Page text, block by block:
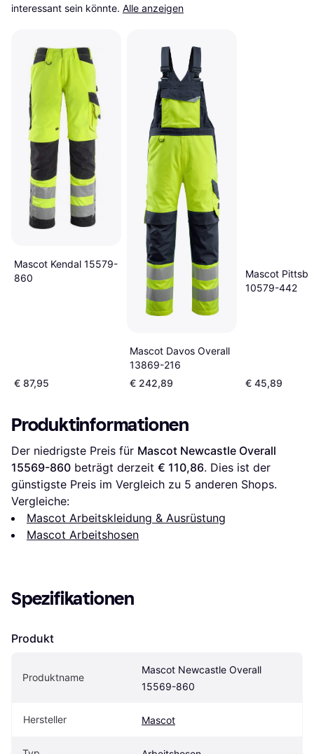
interessant sein könnte. Alle anzeigen
Mascot Kendal 15579-
860
€ 87,95
Mascot Davos Overall
13869-216
€ 242,89
Mascot
10579-442
€ 45,89
Produktinformationen
Der niedrigste Preis für Mascot Newcastle Overall
15569-860 beträgt derzeit € 110,86. Dies ist der
günstigste Preis im Vergleich zu 5 anderen Shops.
Vergleiche:
Mascot Arbeitskleidung & Ausrüstung
Mascot Arbeitshosen
Spezifikationen
Produkt
Produktname
Mascot Newcastle Overall
15569-860
Hersteller Mascot